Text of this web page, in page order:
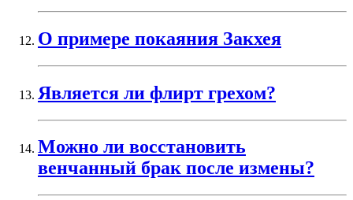
О примере покаяния Закхея
Является ли флирт грехом?
Можно ли восстановить
венчанный брак после измены?